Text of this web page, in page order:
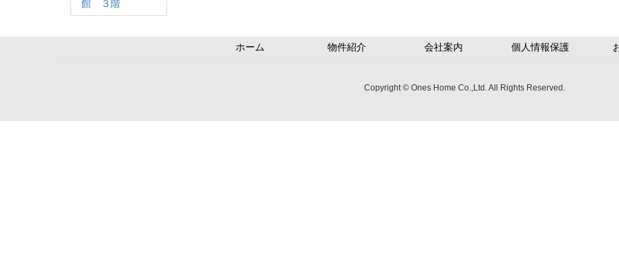
館 ３階
ホーム 物件紹介 会社案内 個人情報保護
Copyright © Ones Home Co.,Ltd. All Rights Reserved.